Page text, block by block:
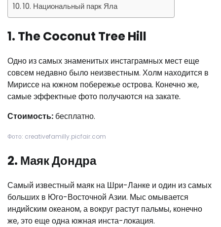
10. Национальный парк Яла
1. The Coconut Tree Hill
Одно из самых знаменитых инстаграмных мест еще
совсем недавно было неизвестным. Холм находится в
Мириссе на южном побережье острова. Конечно же,
самые эффектные фото получаются на закате.
Стоимость: бесплатно.
Фото: creativefamilly.picfair.com
2. Маяк Дондра
Самый известный маяк на Шри-Ланке и один из самых
больших в Юго-Восточной Азии. Мыс омывается
индийским океаном, а вокруг растут пальмы, конечно
же, это еще одна южная инста-локация.